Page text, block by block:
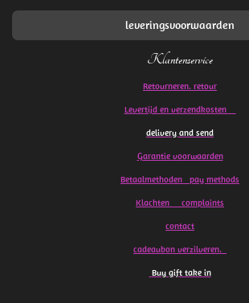
leveringsvoorwaarden
Klantenservice
Retourneren. retour
Levertijd en verzendkosten
delivery and send
Garantie voorwaarden
Betaalmethoden pay methods
Klachten complaints
contact
cadeaubon verzilveren.
Buy gift take in